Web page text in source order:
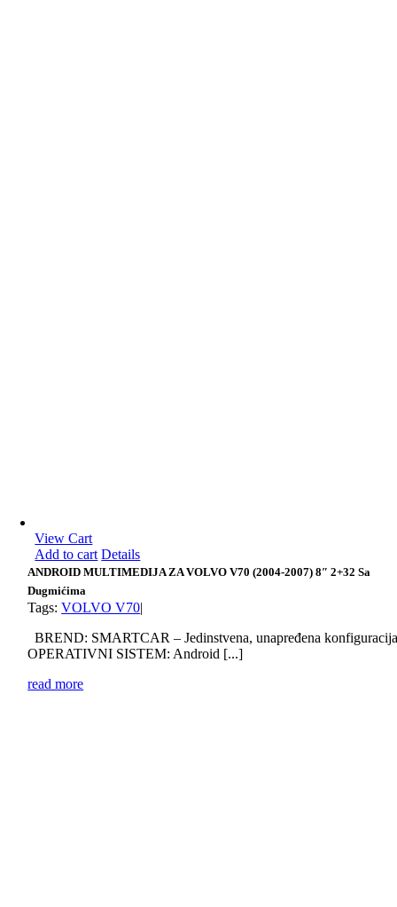
View Cart
Add to cart Details
ANDROID MULTIMEDIJA ZA VOLVO V70 (2004-2007) 8″ 2+32 Sa
Dugmićima
Tags:VOLVO V70|
BREND: SMARTCAR – Jedinstvena, unapređena
OPERATIVNI SISTEM: Android [...]
read more